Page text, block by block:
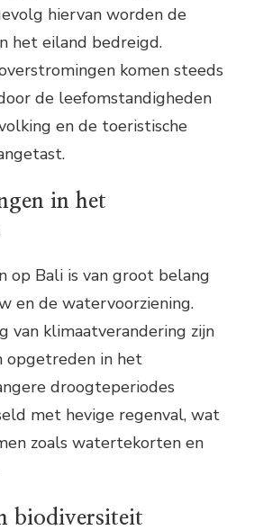
hiervan worden de
het eiland bedreigd.
komen steeds
de leefomstandigheden
en de toeristische
in het
op Bali is van groot belang
en de watervoorziening.
van klimaatverandering zijn
opgetreden in het
droogteperiodes
met hevige regenval, wat
zoals watertekorten en
biodiversiteit